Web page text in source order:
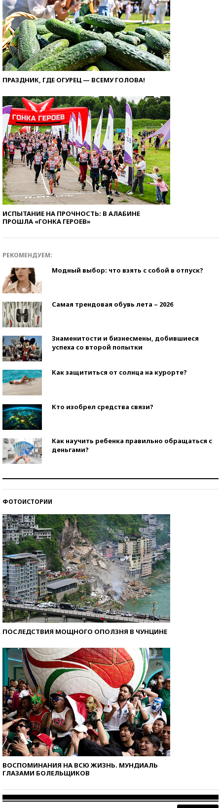
ПРАЗДНИК, ГДЕ ОГУРЕЦ — ВСЕМУ ГОЛОВА!
ИСПЫТАНИЕ НА ПРОЧНОСТЬ: В АЛАБИНЕ
ПРОШЛА «ГОНКА ГЕРОЕВ»
РЕКОМЕНДУЕМ:
Модный выбор: что взять с собой в отпуск?
Самая трендовая обувь лета – 2026
Знаменитости и бизнесмены, добившиеся
успеха со второй попытки
Как защититься от солнца на курорте?
Кто изобрел средства связи?
Как научить ребенка правильно обращаться с
деньгами?
ФОТОИСТОРИИ
ПОСЛЕДСТВИЯ МОЩНОГО ОПОЛЗНЯ В ЧУНЦИНЕ
ВОСПОМИНАНИЯ НА ВСЮ ЖИЗНЬ. МУНДИАЛЬ
ГЛАЗАМИ БОЛЕЛЬЩИКОВ